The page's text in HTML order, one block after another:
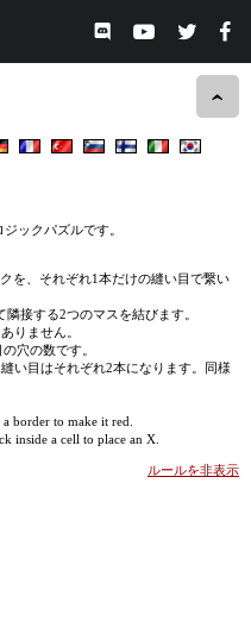
ックパズルです。
を、それぞれ1本だけの縫い目で繋い
接する2つのマスを結びます。
りません。
穴の数です。
い目はそれぞれ2本になります。同様
border to make it red.
inside a cell to place an X.
ルールを非表示